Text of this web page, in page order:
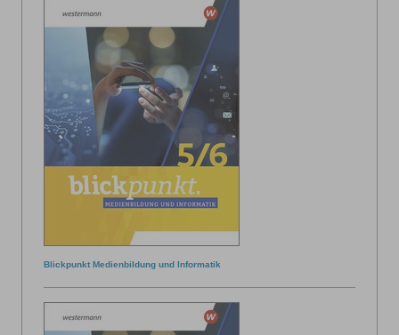
Blickpunkt Medienbildung und Informatik